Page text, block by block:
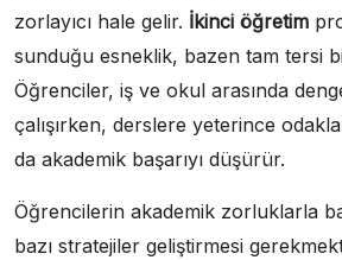
zorlayıcı hale gelir. İkinci öğretim
sunduğu esneklik, bazen tam tersi
Öğrenciler, iş ve okul arasında
çalışırken, derslere yeterince
da akademik başarıyı düşürür.
Öğrencilerin akademik zorluklarla
bazı stratejiler geliştirmesi